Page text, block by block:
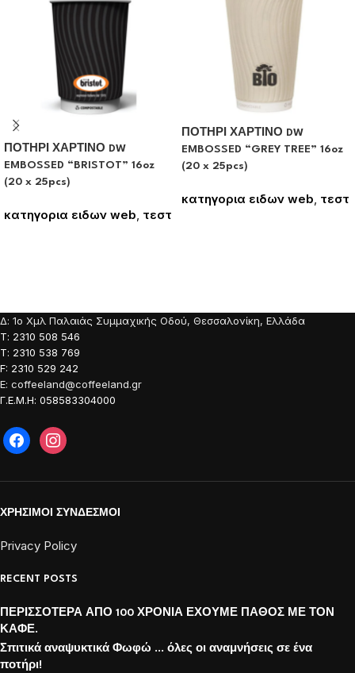
ΠΟΤΗΡΙ ΧΑΡΤΙΝΟ DW
EMBOSSED “BRISTOT” 16oz
(20 x 25pcs)
κατηγορια ειδων web τεστ
ΠΟΤΗΡΙ ΧΑΡΤΙΝΟ DW
EMBOSSED “GREY TREE” 16oz
(20 x 25pcs)
κατηγορια ειδων web, τεστ
Δ: 1o Χμλ Παλαιάς Συμμαχικής Οδού, Θεσσαλονίκη, Ελλάδα
Τ: 2310 508 546
Τ: 2310 538 769
F: 2310 529 242
E: coffeeland@coffeeland.gr
Γ.Ε.Μ.Η: 058583304000
ΧΡΗΣΙΜΟΙ ΣΥΝΔΕΣΜΟΙ
Privacy Policy
RECENT POSTS
ΠΕΡΙΣΣΟΤΕΡΑ ΑΠΟ 100 ΧΡΟΝΙΑ ΕΧΟΥΜΕ ΠΑΘΟΣ ΜΕ ΤΟΝ
ΚΑΦΕ.
Σπιτικά αναψυκτικά Φωφώ … όλες οι αναμνήσεις σε ένα
ποτήρι!